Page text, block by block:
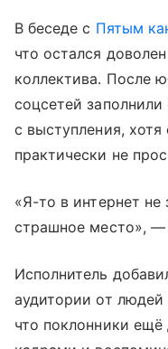
В беседе с Пятым
что остался
коллектива. После
соцсетей
с выступления,
практически не
«Я-то в интернет не
страшное место», —
Исполнитель
аудитории от людей
что поклонники ещё